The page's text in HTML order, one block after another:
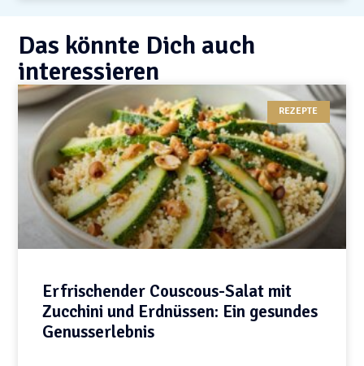
Das könnte Dich auch
interessieren
REZEPTE
Erfrischender Couscous-Salat mit
Zucchini und Erdnüssen: Ein gesundes
Genusserlebnis